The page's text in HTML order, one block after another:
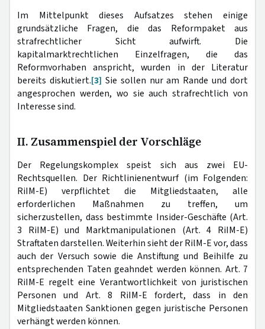
Im Mittelpunkt dieses Aufsatzes stehen einige
grundsätzliche Fragen, die das Reformpaket aus
strafrechtlicher Sicht aufwirft. Die
kapitalmarktrechtlichen Einzelfragen, die das
Reformvorhaben anspricht, wurden in der Literatur
bereits diskutiert.[3] Sie sollen nur am Rande und dort
angesprochen werden, wo sie auch strafrechtlich von
Interesse sind.
II. Zusammenspiel der Vorschläge
Der Regelungskomplex speist sich aus zwei EU-
Rechtsquellen. Der Richtlinienentwurf (im Folgenden:
RiIM-E) verpflichtet die Mitgliedstaaten, alle
erforderlichen Maßnahmen zu treffen, um
sicherzustellen, dass bestimmte Insider-Geschäfte (Art.
3 RiIM-E) und Marktmanipulationen (Art. 4 RiIM-E)
Straftaten darstellen. Weiterhin sieht der RilM-E vor, dass
auch der Versuch sowie die Anstiftung und Beihilfe zu
entsprechenden Taten geahndet werden können. Art. 7
RiIM-E regelt eine Verantwortlichkeit von juristischen
Personen und Art. 8 RiIM-E fordert, dass in den
Mitgliedstaaten Sanktionen gegen juristische Personen
verhängt werden können.